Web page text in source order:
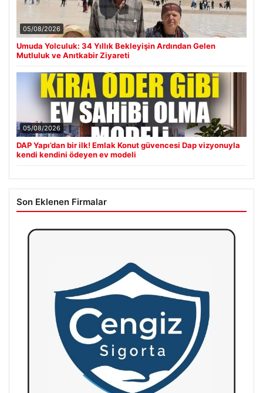
05/08/2026
Umuda Yolculuk: 34 Yıllık Bekleyişin Ardından Gelen
Mutluluk ve Anıtkabir Ziyareti
05/08/2026
DAP Yapı’dan bir ilk! Emlak Konut güvencesi Dap vizyonuyla
kendi kendini ödeyen ev modeli
Son Eklenen Firmalar